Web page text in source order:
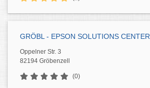
GRÖBL - EPSON SOLUTIONS CENTER
Oppelner Str. 3
82194 Gröbenzell
(0)